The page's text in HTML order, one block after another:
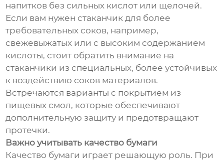
напитков без сильных кислот или щелочей.
Если вам нужен стаканчик для более
требовательных соков, например,
свежевыжатых или с высоким содержанием
кислоты, стоит обратить внимание на
стаканчики из специальных, более устойчивых
к воздействию соков материалов.
Встречаются варианты с покрытием из
пищевых смол, которые обеспечивают
дополнительную защиту и предотвращают
протечки.
Важно учитывать качество бумаги
Качество бумаги играет решающую роль. При